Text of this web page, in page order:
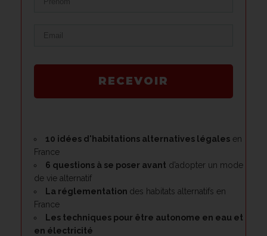
RECEVOIR
10 idées d'habitations alternatives légales en
France
6 questions à se poser avant d’adopter un mode
de vie alternatif
La réglementation des habitats alternatifs en
France
Les techniques pour être autonome en eau et
en électricité